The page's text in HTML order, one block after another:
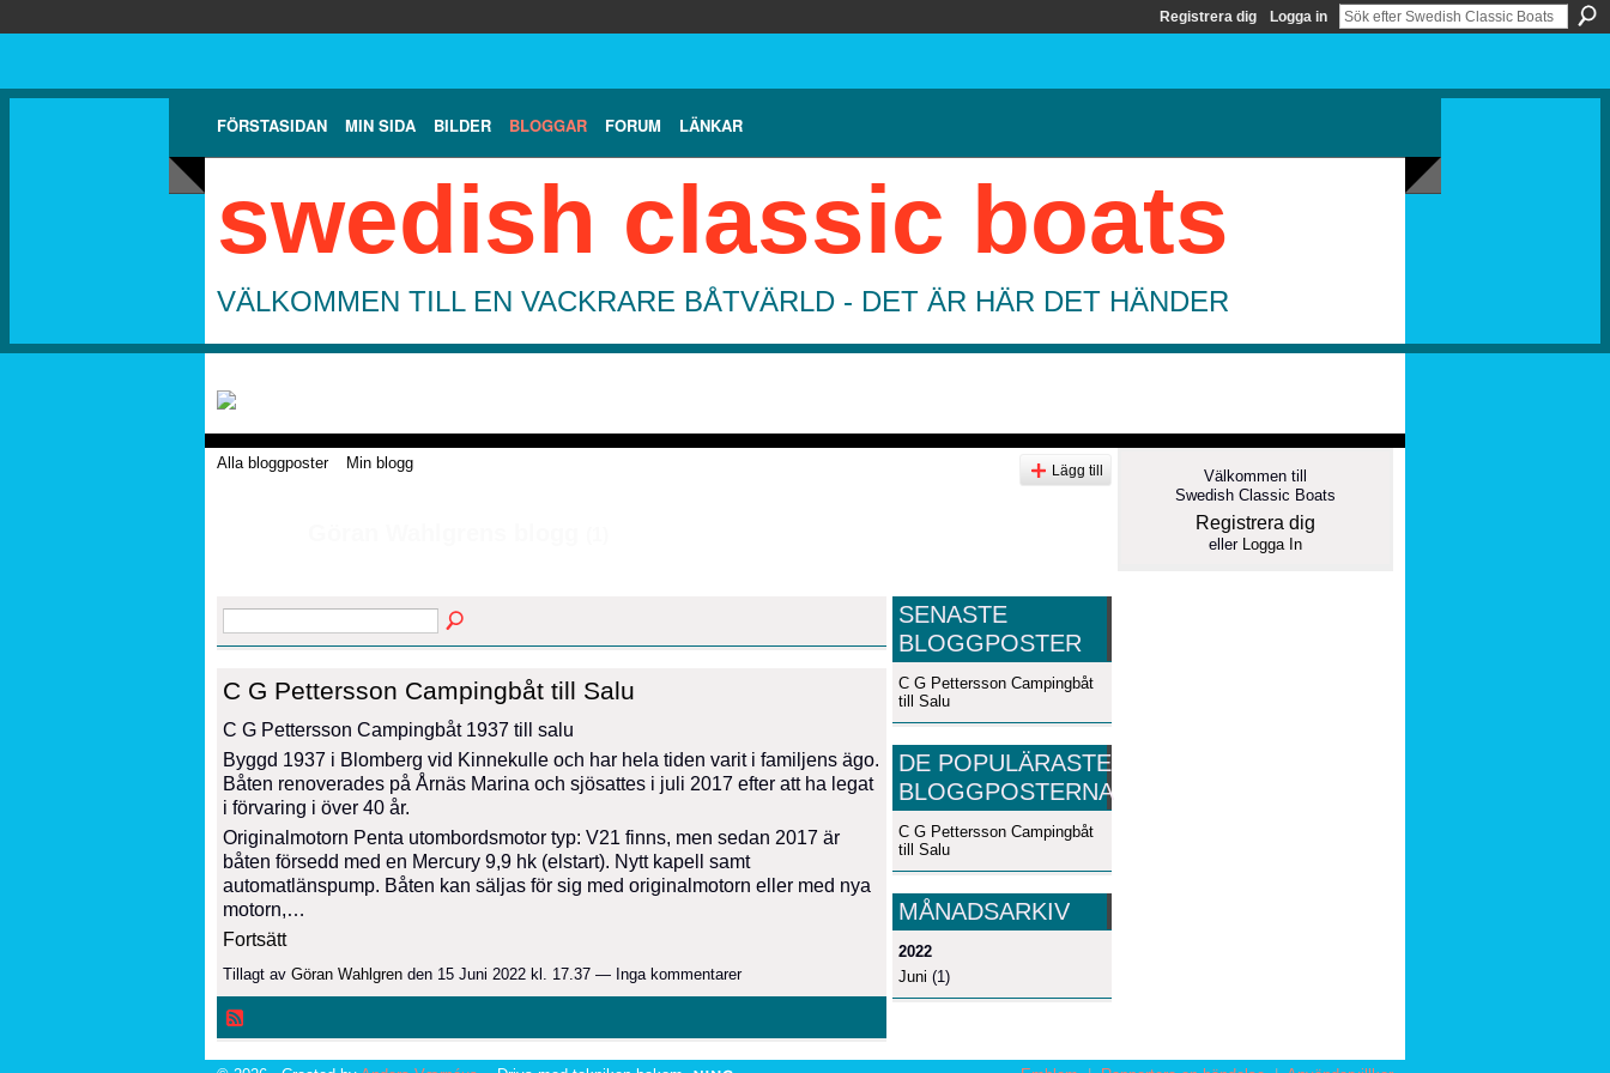
Registrera dig Logga in
FÖRSTASIDAN MIN SIDA BILDER BLOGGAR FORUM LÄNKAR
swedish classic boats
VÄLKOMMEN TILL EN VACKRARE BÅTVÄRLD - DET ÄR HÄR DET HÄNDER
Alla bloggposter Min blogg Lägg till
C G Pettersson Campingbåt till Salu
C G Pettersson Campingbåt 1937 till salu
Byggd 1937 i Blomberg vid Kinnekulle och har hela tiden varit i familjens ägo.
Båten renoverades på Årnäs Marina och sjösattes i juli 2017 efter att ha legat
i förvaring i över 40 år.
Originalmotorn Penta utombordsmotor typ: V21 finns, men sedan 2017 är
båten försedd med en Mercury 9,9 hk (elstart). Nytt kapell samt
automatlänspump. Båten kan säljas för sig med originalmotorn eller med nya
motorn,…
Fortsätt
Tillagt av Göran Wahlgren den 15 Juni 2022 kl. 17.37 — Inga kommentarer
SENASTE
BLOGGPOSTER
C G Pettersson Campingbåt
till Salu
DE POPULÄRASTE
BLOGGPOSTERNA
C G Pettersson Campingbåt
till Salu
MÅNADSARKIV
2022
Juni (1)
Välkommen till
Swedish Classic Boats
Registrera dig
eller Logga In